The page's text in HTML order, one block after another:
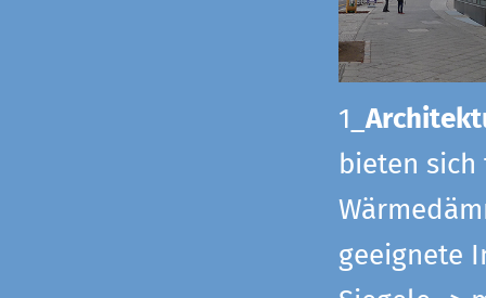
1_
bieten
geeignete